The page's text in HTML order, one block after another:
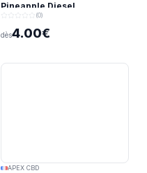
Pineapple Diesel
(0)
dès4.00€
APEX CBD